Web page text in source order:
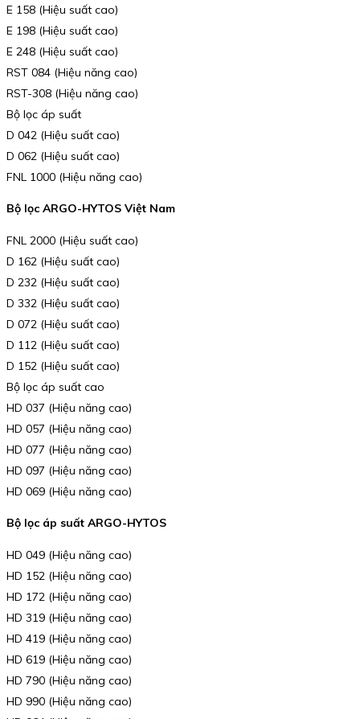
E 158 (Hiệu suất cao)
E 198 (Hiệu suất cao)
E 248 (Hiệu suất cao)
RST 084 (Hiệu năng cao)
RST-308 (Hiệu năng cao)
Bộ lọc áp suất
D 042 (Hiệu suất cao)
D 062 (Hiệu suất cao)
FNL 1000 (Hiệu năng cao)
Bộ lọc ARGO-HYTOS Việt Nam
FNL 2000 (Hiệu suất cao)
D 162 (Hiệu suất cao)
D 232 (Hiệu suất cao)
D 332 (Hiệu suất cao)
D 072 (Hiệu suất cao)
D 112 (Hiệu suất cao)
D 152 (Hiệu suất cao)
Bộ lọc áp suất cao
HD 037 (Hiệu năng cao)
HD 057 (Hiệu năng cao)
HD 077 (Hiệu năng cao)
HD 097 (Hiệu năng cao)
HD 069 (Hiệu năng cao)
Bộ lọc áp suất ARGO-HYTOS
HD 049 (Hiệu năng cao)
HD 152 (Hiệu năng cao)
HD 172 (Hiệu năng cao)
HD 319 (Hiệu năng cao)
HD 419 (Hiệu năng cao)
HD 619 (Hiệu năng cao)
HD 790 (Hiệu năng cao)
HD 990 (Hiệu năng cao)